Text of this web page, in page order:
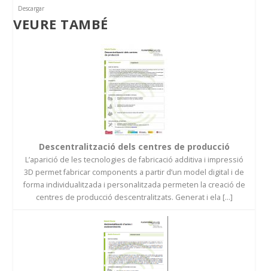
Descargar
VEURE TAMBÉ
Descentralització dels centres de producció
L’aparició de les tecnologies de fabricació additiva i impressió
3D permet fabricar components a partir d’un model digital i de
forma individualitzada i personalitzada permeten la creació de
centres de producció descentralitzats. Generat i ela [...]